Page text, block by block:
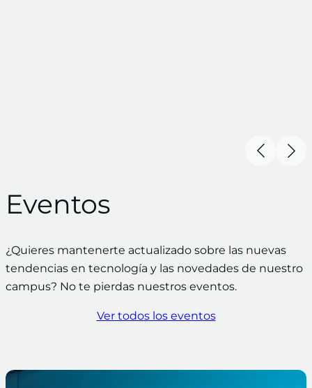
Eventos
¿Quieres mantenerte actualizado sobre las nuevas
tendencias en tecnología y las novedades de nuestro
campus? No te pierdas nuestros eventos.
Ver todos los eventos